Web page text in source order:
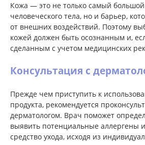
Кожа — это не только самый большой
человеческого тела, но и барьер,
от внешних воздействий. Поэтому
кожей должен быть осознанным и,
сделанным с учетом медицинских
Консультация с
Прежде чем приступить к
продукта, рекомендуется
дерматологом. Врач поможет
выявить потенциальные аллергены
средство ухода, исходя из